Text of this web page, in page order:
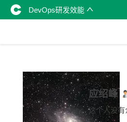
DevOps研发效能
应绍峰
这个人没有